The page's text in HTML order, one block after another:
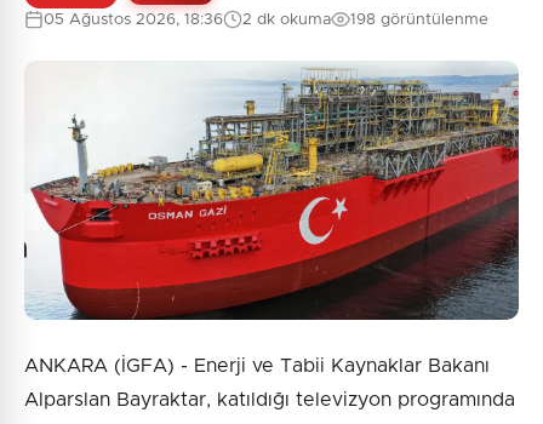
05 Ağustos 2026, 18:36 2 dk okuma 198 görüntülenme
ANKARA (İGFA) - Enerji ve Tabii Kaynaklar Bakanı
Alparslan Bayraktar, katıldığı televizyon programında